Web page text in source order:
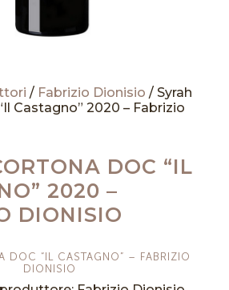
/ Fabrizio Dionisio / Syrah
Castagno” 2020 – Fabrizio
DOC “IL
2020 –
DIONISIO
DOC “IL CASTAGNO” – FABRIZIO
DIONISIO